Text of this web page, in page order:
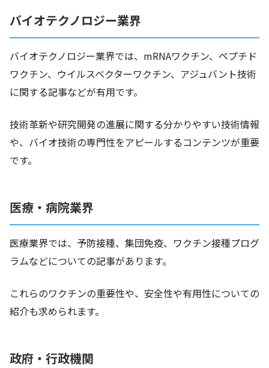
バイオテクノロジー業界
バイオテクノロジー業界では、mRNAワクチン、ペプチド
ワクチン、ウイルスベクターワクチン、アジュバント技術
に関する記事などが有用です。
技術革新や研究開発の進展に関する分かりやすい技術情報
や、バイオ技術の専門性をアピールするコンテンツが重要
です。
医療・病院業界
医療業界では、予防接種、集団免疫、ワクチン接種プログ
ラムなどについての記事があります。
これらのワクチンの重要性や、安全性や有用性についての
紹介も求められます。
政府・行政機関